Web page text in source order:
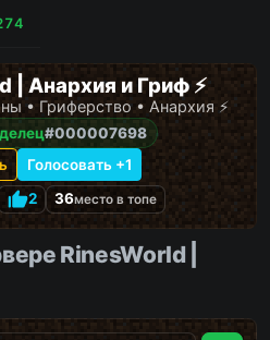
74
| Анархия и Гриф ⚡
• Гриферство • Анархия ⚡
#000007698
Голосовать +1
2 36место в топе
RinesWorld |